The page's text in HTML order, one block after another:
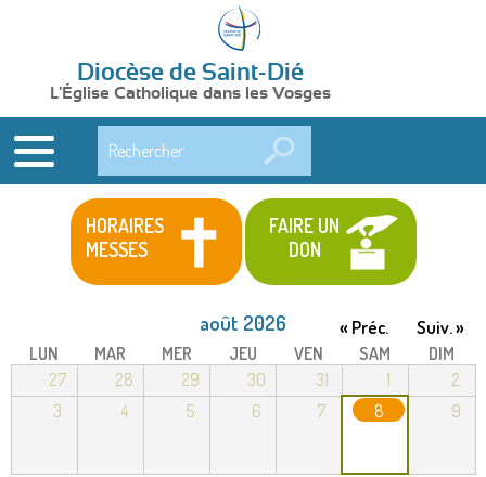
Diocèse de Saint-Dié
L'Église Catholique dans les Vosges
HORAIRES
MESSES
FAIRE UN
DON
août 2026 « Préc. Suiv. »
LUN MAR MER JEU VEN SAM
DIM
27
28 29 30 31 1
2
3
4 5 6 7 8 9